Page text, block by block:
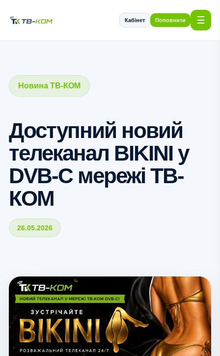
Кабінет Поповнити ☰
Новина ТВ-КОМ
Доступний новий
телеканал BIKINI у
DVB-C мережі ТВ-
КОМ
26.05.2026